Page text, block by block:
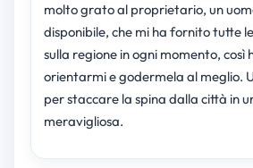
molto grato al proprietario, un
disponibile, che mi ha fornito tutte
sulla regione in ogni momento, così
orientarmi e godermela al meglio.
per staccare la spina dalla città in
meravigliosa.